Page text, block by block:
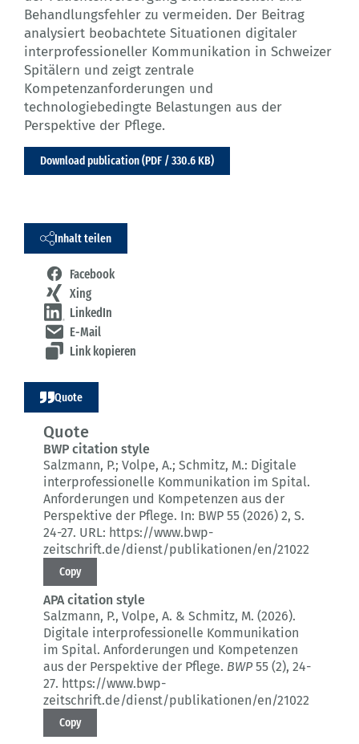
Behandlungsfehler zu vermeiden. Der Beitrag
analysiert beobachtete Situationen digitaler
interprofessioneller Kommunikation in Schweizer
Spitälern und zeigt zentrale
Kompetenzanforderungen und
technologiebedingte Belastungen aus der
Perspektive der Pflege.
Download publication (PDF / 330.6 KB)
Inhalt teilen
Facebook
Xing
LinkedIn
E-Mail
Link kopieren
Quote
Quote
BWP citation style
Salzmann, P.; Volpe, A.; Schmitz, M.: Digitale
interprofessionelle Kommunikation im Spital.
Anforderungen und Kompetenzen aus der
Perspektive der Pflege. In: BWP 55 (2026) 2, S.
24-27. URL: https://www.bwp-
zeitschrift.de/dienst/publikationen/en/21022
Copy
APA citation style
Salzmann, P., Volpe, A. & Schmitz, M. (2026).
Digitale interprofessionelle Kommunikation
im Spital. Anforderungen und Kompetenzen
aus der Perspektive der Pflege. BWP55 (2), 24-
27. https://www.bwp-
zeitschrift.de/dienst/publikationen/en/21022
Copy